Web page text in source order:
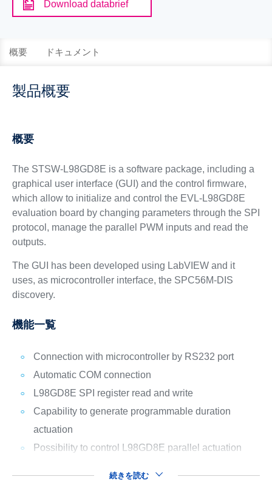
Download databrief
概要 ドキュメント
製品概要
概要
The STSW-L98GD8E is a software package, including a
graphical user interface (GUI) and the control firmware,
which allow to initialize and control the EVL-L98GD8E
evaluation board by changing parameters through the SPI
protocol, manage the parallel PWM inputs and read the
outputs.
The GUI has been developed using LabVIEW and it
uses, as microcontroller interface, the SPC56M-DIS
discovery.
機能一覧
Connection with microcontroller by RS232 port
Automatic COM connection
L98GD8E SPI register read and write
Capability to generate programmable duration
actuation
Possibility to control L98GD8E parallel actuation
続きを読む